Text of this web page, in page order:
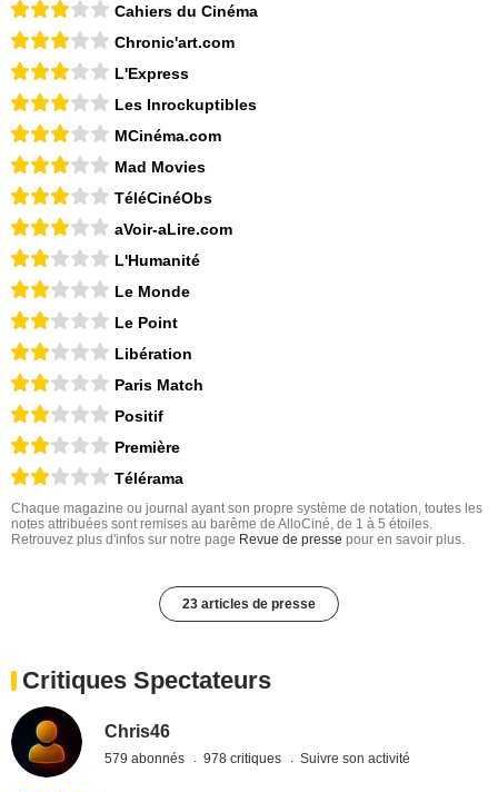
Cahiers du Cinéma
Chronic'art.com
L'Express
Les Inrockuptibles
MCinéma.com
Mad Movies
TéléCinéObs
aVoir-aLire.com
L'Humanité
Le Monde
Le Point
Libération
Paris Match
Positif
Première
Télérama
Chaque magazine ou journal ayant son propre système de notation, toutes les
notes attribuées sont remises au barême de AlloCiné, de 1 à 5 étoiles.
Retrouvez plus d'infos sur notre page Revue de presse pour en savoir plus.
23 articles de presse
Critiques Spectateurs
Chris46
579 abonnés 978 critiques Suivre son activité